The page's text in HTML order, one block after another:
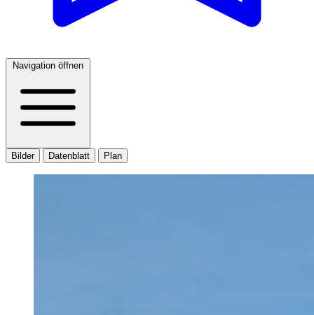
Navigation öffnen
Bilder Datenblatt Plan